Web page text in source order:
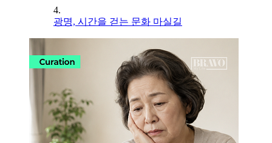
4.
광명, 시간을 걷는 문화 마실길